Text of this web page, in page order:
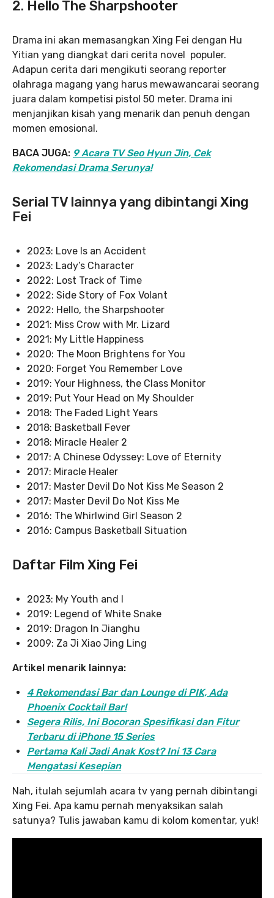
2. Hello The Sharpshooter
Drama ini akan memasangkan Xing Fei dengan Hu
Yitian yang diangkat dari cerita novel populer.
Adapun cerita dari mengikuti seorang reporter
olahraga magang yang harus mewawancarai seorang
juara dalam kompetisi pistol 50 meter. Drama ini
menjanjikan kisah yang menarik dan penuh dengan
momen emosional.
BACA JUGA: 9 Acara TV Seo Hyun Jin, Cek
Rekomendasi Drama Serunya!
Serial TV lainnya yang dibintangi Xing
Fei
2023: Love Is an Accident
2023: Lady’s Character
2022: Lost Track of Time
2022: Side Story of Fox Volant
2022: Hello, the Sharpshooter
2021: Miss Crow with Mr. Lizard
2021: My Little Happiness
2020: The Moon Brightens for You
2020: Forget You Remember Love
2019: Your Highness, the Class Monitor
2019: Put Your Head on My Shoulder
2018: The Faded Light Years
2018: Basketball Fever
2018: Miracle Healer 2
2017: A Chinese Odyssey: Love of Eternity
2017: Miracle Healer
2017: Master Devil Do Not Kiss Me Season 2
2017: Master Devil Do Not Kiss Me
2016: The Whirlwind Girl Season 2
2016: Campus Basketball Situation
Daftar Film Xing Fei
2023: My Youth and I
2019: Legend of White Snake
2019: Dragon In Jianghu
2009: Za Ji Xiao Jing Ling
Artikel menarik lainnya:
4 Rekomendasi Bar dan Lounge di PIK, Ada
Phoenix Cocktail Bar!
Segera Rilis, Ini Bocoran Spesifikasi dan Fitur
Terbaru di iPhone 15 Series
Pertama Kali Jadi Anak Kost? Ini 13 Cara
Mengatasi Kesepian
Nah, itulah sejumlah acara tv yang pernah dibintangi
Xing Fei. Apa kamu pernah menyaksikan salah
satunya? Tulis jawaban kamu di kolom komentar, yuk!